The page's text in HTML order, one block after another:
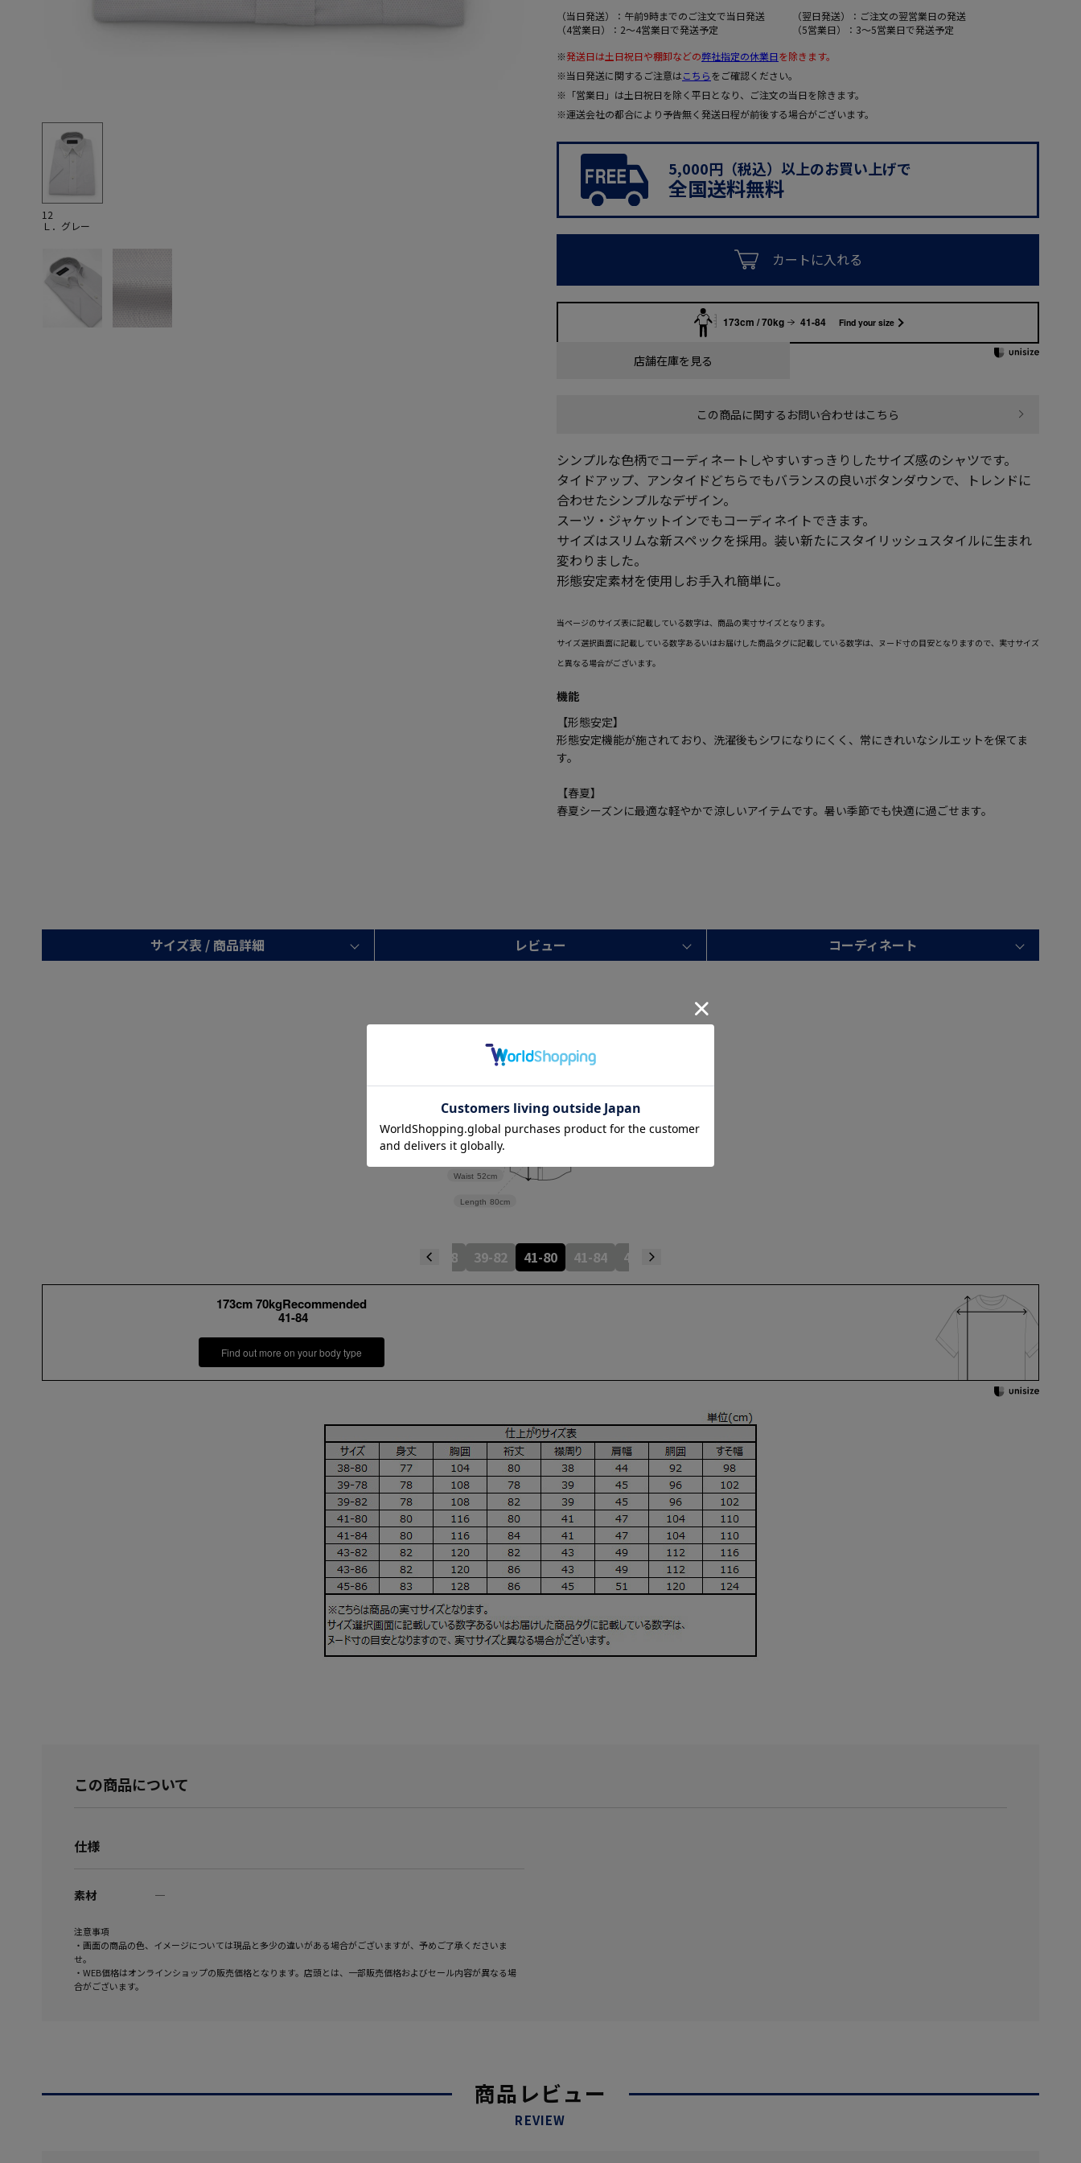
12
Ｌ．グレー
（当日発送）：午前9時までのご注文で当日発送
（翌日発送）：ご注文の翌営業日の発送
（4営業日）：2～4営業日で発送予定
（5営業日）：3～5営業日で発送予定
※発送日は土日祝日や棚卸などの弊社指定の休業日を除きます。
※当日発送に関するご注意はこちらをご確認ください。
※「営業日」は土日祝日を除く平日となり、ご注文の当日を除きます。
※運送会社の都合により予告無く発送日程が前後する場合がございます。
5,000円（税込）以上のお買い上げで
全国送料無料
カートに入れる
173cm / 70kg 41-84 Find your size
店舗在庫を見る
この商品に関するお問い合わせはこちら
シンプルな色柄でコーディネートしやすいすっきりしたサイズ感のシャツです。
タイドアップ、アンタイドどちらでもバランスの良いボタンダウンで、トレンドに
合わせたシンプルなデザイン。
スーツ・ジャケットインでもコーディネイトできます。
サイズはスリムな新スペックを採用。装い新たにスタイリッシュスタイルに生まれ
変わりました。
形態安定素材を使用しお手入れ簡単に。
当ページのサイズ表に記載している数字は、商品の実寸サイズとなります。
サイズ選択画面に記載している数字あるいはお届けした商品タグに記載している数字は、ヌード寸の目安となりますので、実寸サイズ
と異なる場合がございます。
機能
【形態安定】
形態安定機能が施されており、洗濯後もシワになりにくく、常にきれいなシルエットを保てま
す。
【春夏】
春夏シーズンに最適な軽やかで涼しいアイテムです。暑い季節でも快適に過ごせます。
サイズ表 / 商品詳細 レビュー コーディネート
Sleeve length
Length 80cm
Waist 52cm
Shoulder width 47cm
39-78 39-82 41-80 41-84 43-82
173cm 70kgRecommended
41-84
Find out more on your body type
この商品について
仕様
素材 ―
注意事項
・画面の商品の色、イメージについては現品と多少の違いがある場合がございますが、予めご了承くださいま
せ。
・WEB価格はオンラインショップの販売価格となります。店頭とは、一部販売価格およびセール内容が異なる場
合がございます。
商品レビュー
REVIEW